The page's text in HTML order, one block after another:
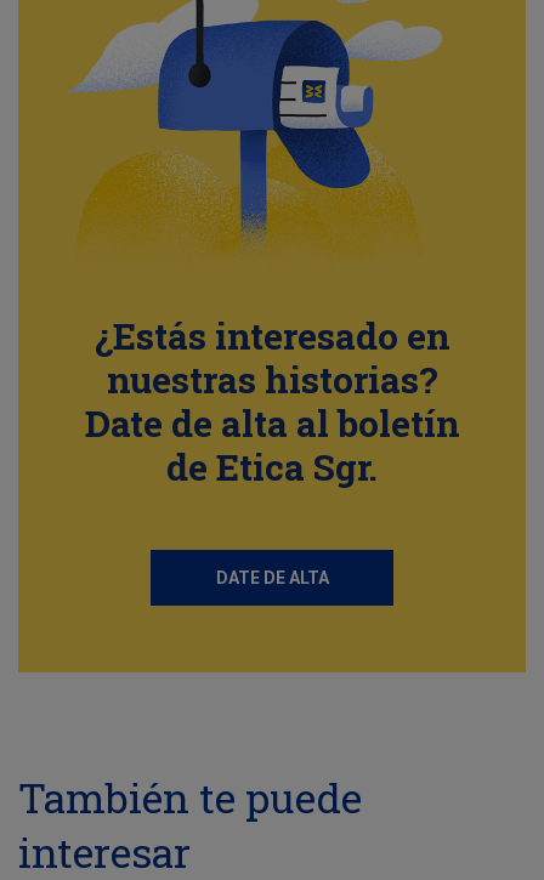
¿Estás interesado en
nuestras historias?
Date de alta al boletín
de Etica Sgr.
DATE DE ALTA
También te puede
interesar